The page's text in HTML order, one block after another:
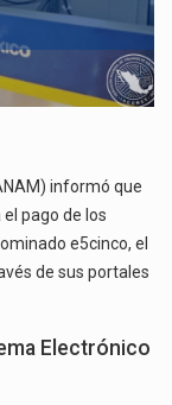
informó que
pago de los
e5cinco, el
de sus portales
Electrónico